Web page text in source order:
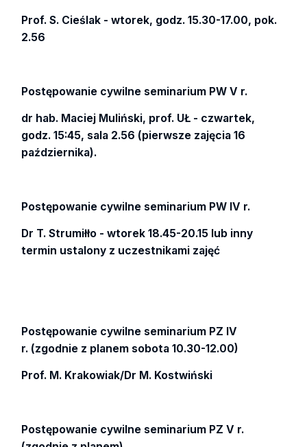
Prof. S. Cieślak - wtorek, godz. 15.30-17.00, pok.
2.56
Postępowanie cywilne seminarium PW V r.
dr hab. Maciej Muliński, prof. UŁ - czwartek,
godz. 15:45, sala 2.56 (pierwsze zajęcia 16
października).
Postępowanie cywilne seminarium PW IV r.
Dr T. Strumiłło - wtorek 18.45-20.15 lub inny
termin ustalony z uczestnikami zajęć
Postępowanie cywilne seminarium PZ IV
r. (zgodnie z planem sobota 10.30-12.00)
Prof. M. Krakowiak/Dr M. Kostwiński
Postępowanie cywilne seminarium PZ V r.